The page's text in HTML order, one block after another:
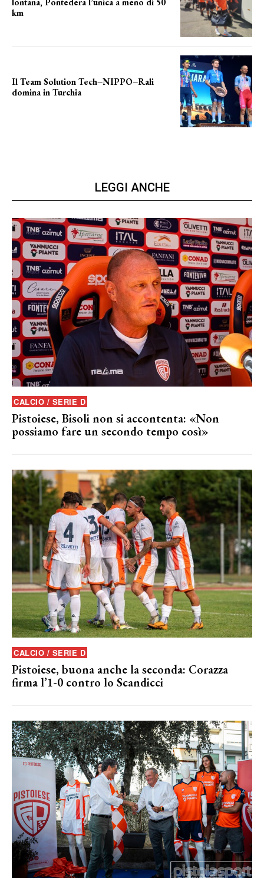
km
Il Team Solution Tech–NIPPO–Rali
domina in Turchia
LEGGI ANCHE
CALCIO / SERIE D
Pistoiese, Bisoli non si accontenta: «Non
possiamo fare un secondo tempo così»
CALCIO / SERIE D
Pistoiese, buona anche la seconda: Corazza
firma l’1-0 contro lo Scandicci